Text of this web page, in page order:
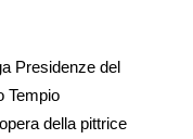
Presidenze del
Tempio
della pittrice